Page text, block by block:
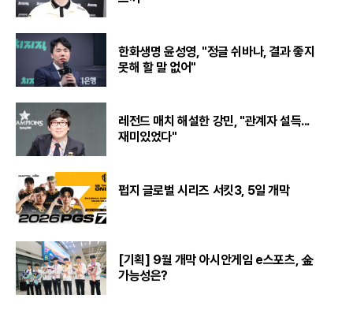
한화생명 윤성영, "정글 쉬바나, 결과 좋지
못해 할 말 없어"
레전드 매치 해설한 강민, "관계자 설득...
재미있었다"
펍지 글로벌 시리즈 서킷3, 5일 개막
[기획] 9월 개막 아시안게임 e스포츠, 金
가능성은?